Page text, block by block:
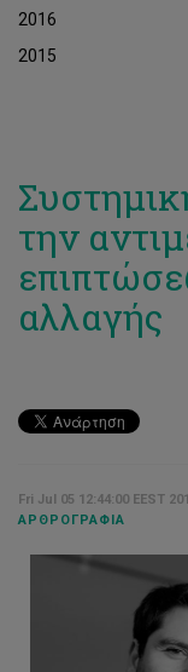
2016
2015
την
αλλαγής
Fri Jul 05 12:44:00 EEST
ΑΡΘΡΟΓΡΑΦΊΑ